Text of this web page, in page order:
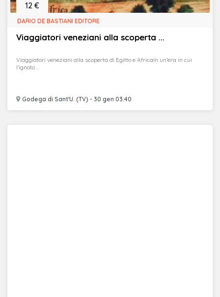
Viaggiatori veneziani alla scoperta ...
Godega di Sant'U. (TV) - 30 gen 03:40
12 €
DARIO DE BASTIANI EDITORE
Viaggiatori veneziani alla scoperta di Egitto e AfricaIn un’era in cui
l’ignoto ...